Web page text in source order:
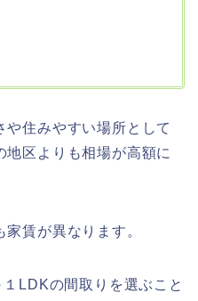
や住みやすい場所として
地区よりも相場が高額に
賃が異なります。
LDKの間取りを選ぶこと